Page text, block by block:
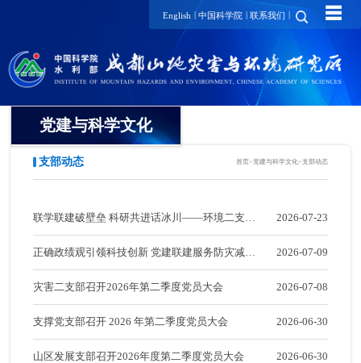
English | 中国科学院 | 联系我们 | ☰
党建与科学文化
党建要闻
支部动态
支部动态 首页>党建与科学文化>支部动态
联学联建破壁垒 科研共进话冰川——环境二支部
与玉龙雪山站党支部联合开展"支部助合作 党建
促科研"主题党日活动
2026-07-23
正确政绩观引领科技创新 党建联建服务防灾减灾
——山地所灾害一支部与成都理工大学地质灾害
防治与地质环境保护全国重点实验室第二党支部
开展党建联建活动
2026-07-09
灾害二支部召开2026年第二季度党员大会 2026-07-08
支撑党支部召开 2026 年第二季度党员大会 2026-06-30
山区发展支部召开2026年度第二季度党员大会 2026-06-30